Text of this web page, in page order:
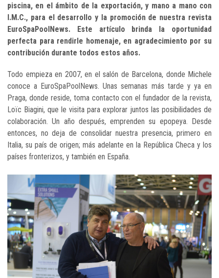
piscina, en el ámbito de la exportación, y mano a mano con
I.M.C., para el desarrollo y la promoción de nuestra revista
EuroSpaPoolNews. Este artículo brinda la oportunidad
perfecta para rendirle homenaje, en agradecimiento por su
contribución durante todos estos años.
Todo empieza en 2007, en el salón de Barcelona, donde Michele
conoce a EuroSpaPoolNews. Unas semanas más tarde y ya en
Praga, donde reside, toma contacto con el fundador de la revista,
Loïc Biagini, que le visita para explorar juntos las posibilidades de
colaboración. Un año después, emprenden su epopeya. Desde
entonces, no deja de consolidar nuestra presencia, primero en
Italia, su país de origen; más adelante en la República Checa y los
países fronterizos, y también en España.